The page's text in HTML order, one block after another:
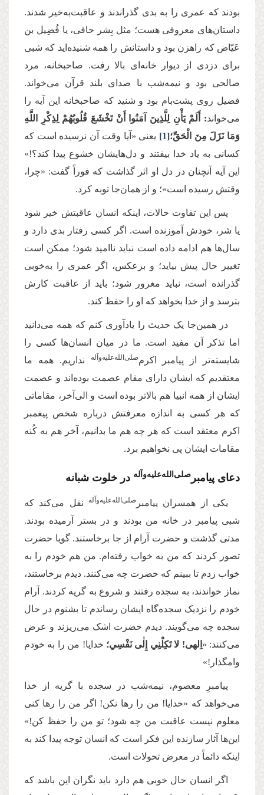
بودند که عمری را به بدی گذراندند و عاقبت‌به‌خیر شدند.
داستان‌های معروفی هست؛ مثل بِشر حافی، یا فُضِیل بن
عَیّاض که راهزن بود و داستانش را همه شنیده‌اید که شبی
برای دزدی از دیوار خانه‌ای بالا رفت. صاحبخانه، مرد
صالحی بود و نیمه‌شب با صدای بلند قرآن می‌خواند.
فضیل روی پشت‌بام بود و شنید که صاحبخانه این آیه را
می‌خواند: أَلَمْ يَأْنِ لِلَّذِينَ آمَنُوا أَنْ تَخْشَعَ قُلُوبُهُمْ لِذِكْرِ اللَّهِ
وَمَا نَزَلَ مِنَ الْحَقِّ؛[1] یعنی «آیا وقت آن نرسیده است که
کسانی به یاد خدا بیفتند و دل‌هایشان خشوع پیدا کند؟!»
این آیه آنچنان در دل او اثر گذاشت که فوراً گفت: «چرا،
وقتش رسیده است»؛ و از همان‌جا توبه کرد.
پس این تفاوت حالات، اینکه انسان عاقبتش خیر شود
یا شر، خودش آموزنده است. اگر کسی رفتار بدی دارد و
سال‌ها هم ادامه داده است نباید ناامید شود؛ ممکن است
تغییر حال پیش بیاید؛ و برعکس، اگر عمری را به‌خوبی
گذرانده است، نباید مغرور شود؛ باید از عاقبت کارش
بترسد و از خدا بخواهد که او را حفظ کند.
در همین‌جا یک حدیث را یادآوری کنم که همه می‌دانید
اما تذکر آن مفید است. ما در میان انسان‌ها کسی را
شایسته‌تر از پیامبر اکرم‌‌صلی‌‌الله‌‌علیه‌‌و‌آله
نداریم. همه ما
معتقدیم که ایشان دارای مقام عصمت‌ بوده‌اند و عصمت
ایشان از همه انبیا هم بالاتر بوده است و الی‌آخر، مقاماتی
که هر کسی به اندازه معرفتش درباره شخص پیغمبر
اکرم معتقد است که هر چه هم ما بدانیم، آخر هم به کُنه
مقامات‌ ایشان پی نخواهیم برد.
دعای پیامبر صلی‌‌الله‌‌علیه‌‌و‌آله در خلوت شبانه
یکی از همسران پیامبر صلی‌‌الله‌‌علیه‌‌و‌آله
نقل می‌کند که
شبی پیامبر در خانه من بودند و در بستر آرمیده بودند.
مدتی گذشت و حضرت آرام از جا برخاستند. گویا حضرت
تصور کردند که من به خواب رفته‌ام. من هم خودم را به
خواب زدم تا ببینم که حضرت چه می‌کنند. دیدم برخاستند،
نماز خواندند، به سجده رفتند و شروع به گریه کردند. آرام
خودم را نزدیک سجده‌گاه ایشان رساندم تا بشنوم در حال
سجده چه می‌گویند. دیدم حضرت اشک می‌ریزند و عرض
می‌کنند: « اِلهی! لا تَكِلْنِي إِلٰى نَفْسِي؛ خدایا! من را به خودم
وامگذار!»
پیامبرِ معصوم، نیمه‌شب در سجده با گریه از خدا
می‌خواهد که «خدایا! من را رها نکن! اگر من را رها کنی
معلوم نیست عاقبت من چه شود؛ تو من را حفظ کن!»
این‌ها آثار سازنده این فکر است که انسان توجه پیدا کند به
اینکه دائماً در معرض تحولات است.
اگر انسان حال خوبی هم دارد باید نگران این باشد که